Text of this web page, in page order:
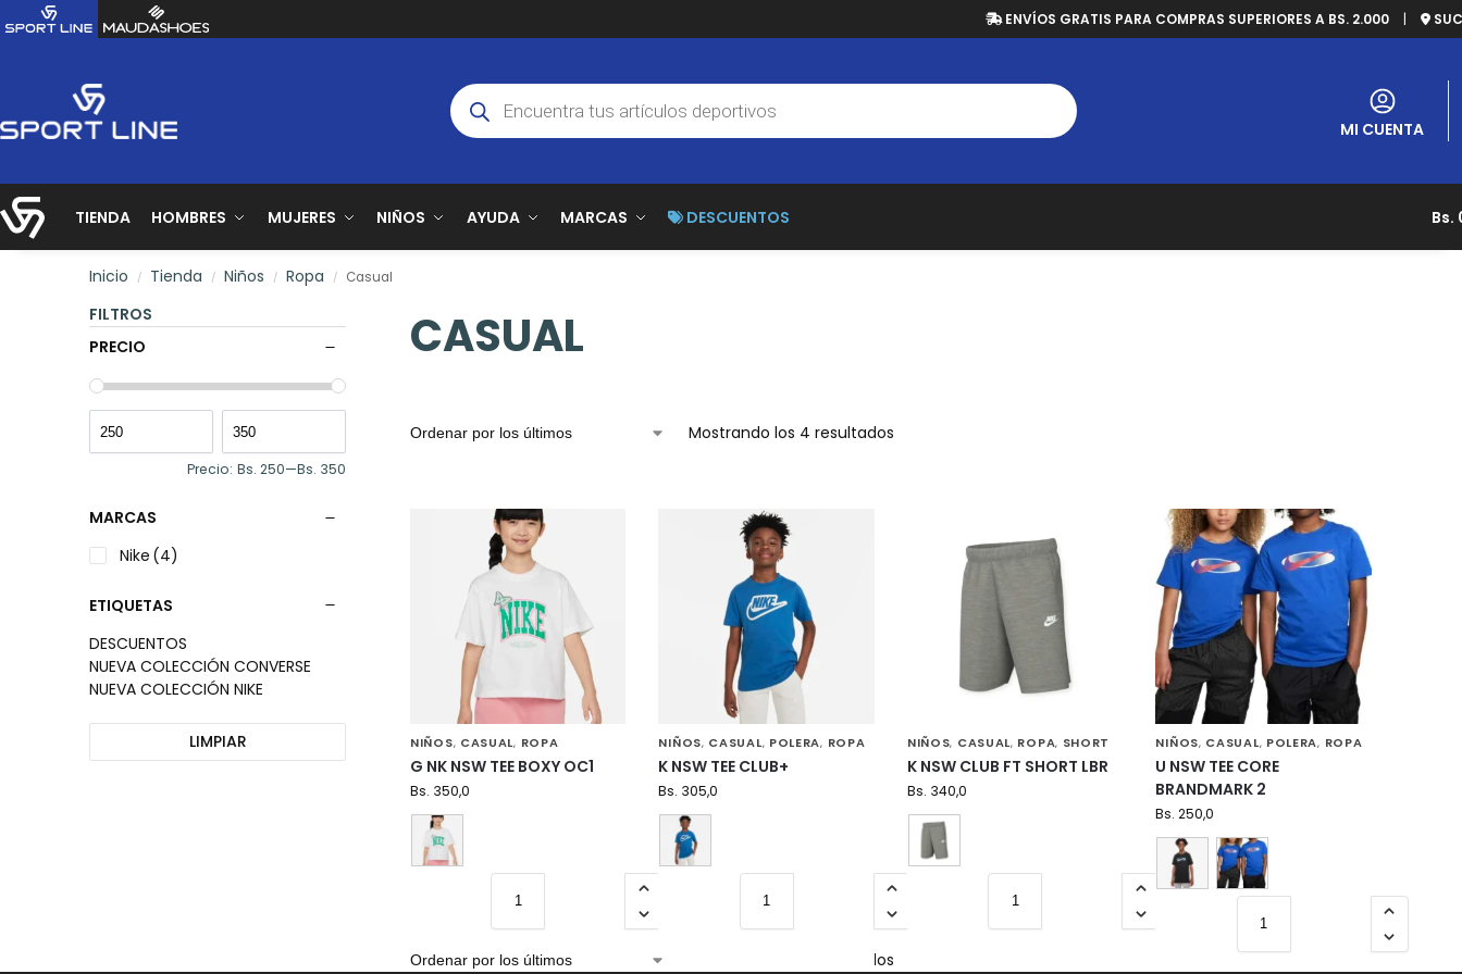
ENVÍOS GRATIS PARA COMPRAS SUPERIORES A BS. 2.000 |
MI CUENTA
TIENDA HOMBRES MUJERES NIÑOS AYUDA MARCAS DESCUENTOS Bs.
Inicio / Tienda / Niños / Ropa / Casual
CASUAL
Mostrando los 4 resultados
NIÑOS, CASUAL, ROPA
G NK NSW TEE BOXY OC1
Bs. 350,0
NIÑOS, CASUAL, POLERA, ROPA
K NSW TEE CLUB+
Bs. 305,0
NIÑOS, CASUAL, ROPA, SHORT
K NSW CLUB FT SHORT LBR
Bs. 340,0
NIÑOS, CASUAL, POLERA, ROPA
U NSW TEE CORE
BRANDMARK 2
Bs. 250,0
Mostrando los 4 resultados
FILTROS
PRECIO
Precio: Bs. 250—Bs. 350
MARCAS
Nike (4)
ETIQUETAS
DESCUENTOS
NUEVA COLECCIÓN CONVERSE
NUEVA COLECCIÓN NIKE
LIMPIAR